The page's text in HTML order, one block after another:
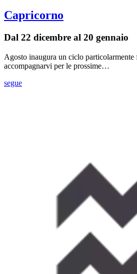
Capricorno
Dal 22 dicembre al 20 gennaio
Agosto inaugura un ciclo particolarmente
accompagnarvi per le prossime…
segue